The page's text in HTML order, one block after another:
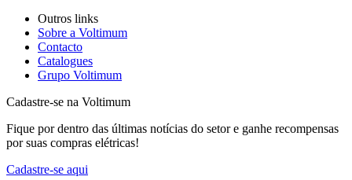
Outros links
Sobre a Voltimum
Contacto
Catalogues
Grupo Voltimum
Cadastre-se na Voltimum
Fique por dentro das últimas notícias do setor e ganhe recompensas
por suas compras elétricas!
Cadastre-se aqui